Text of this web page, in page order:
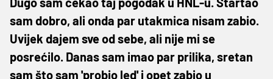
sam dobro, ali onda par utakmica nisam zabio.
Uvijek dajem sve od sebe, ali nije mi se
posrećilo. Danas sam imao par prilika, sretan
sam što sam 'probio led' i opet zabio u